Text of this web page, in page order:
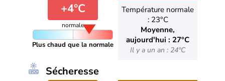
+4°C
normale
Plus chaud que la normale
Température normale
: 23°C
Moyenne,
aujourd'hui : 27°C
Il y a un an : 24°C
Sécheresse